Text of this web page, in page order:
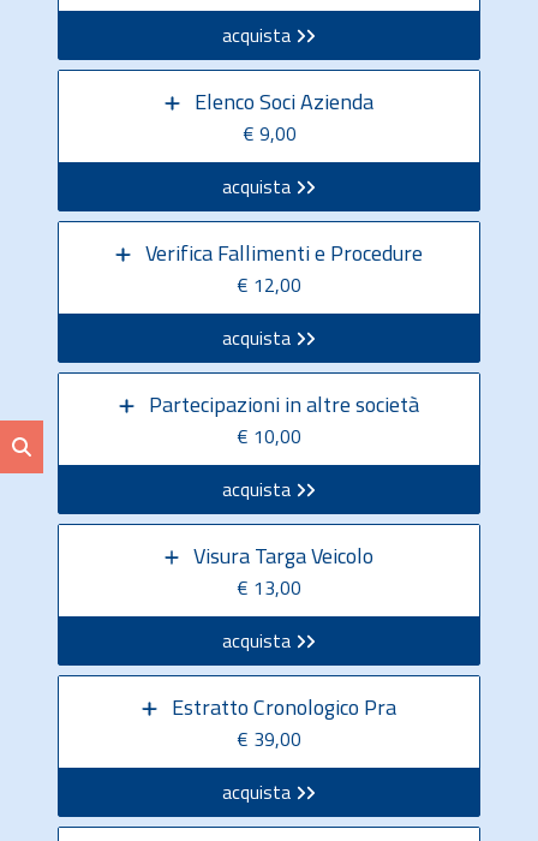
acquista
Elenco Soci Azienda
€ 9,00
acquista
Verifica Fallimenti e Procedure
€ 12,00
acquista
Partecipazioni in altre società
€ 10,00
acquista
Visura Targa Veicolo
€ 13,00
acquista
Estratto Cronologico Pra
€ 39,00
acquista